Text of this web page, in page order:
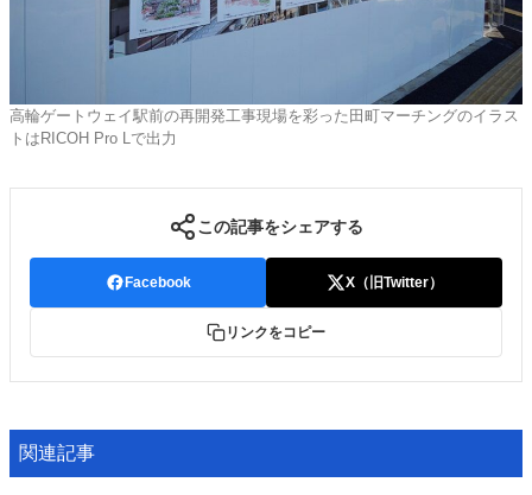
高輪ゲートウェイ駅前の再開発工事現場を彩った田町マーチングのイラス
トはRICOH Pro Lで出力
この記事をシェアする
Facebook X（旧Twitter）
リンクをコピー
関連記事